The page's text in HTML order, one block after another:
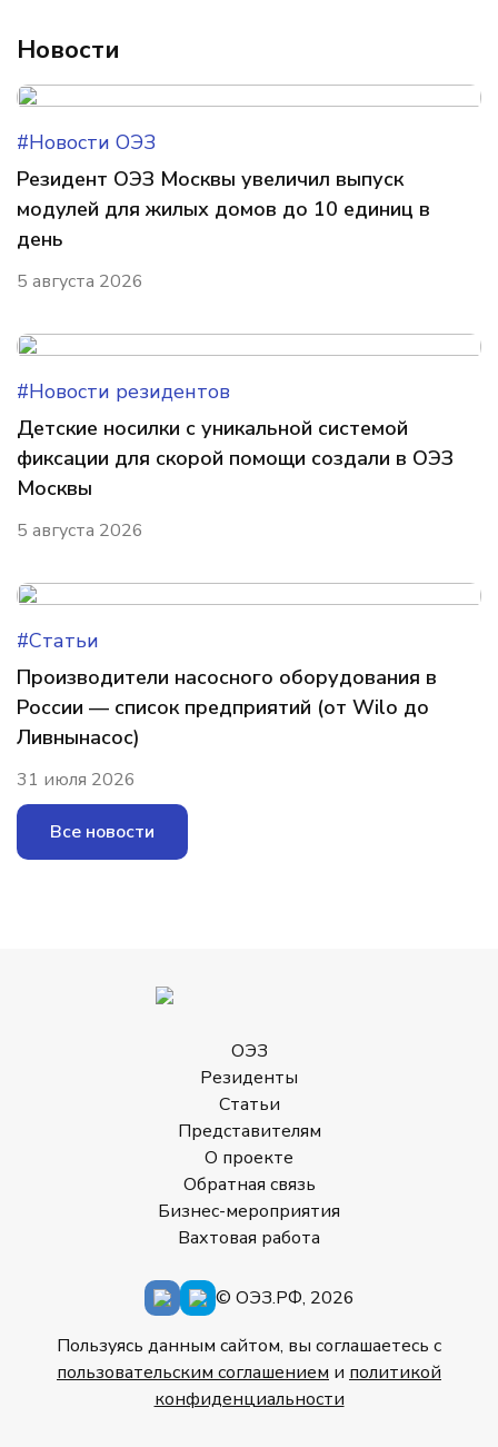
Новости
#Новости ОЭЗ
Резидент ОЭЗ Москвы увеличил выпуск
модулей для жилых домов до 10 единиц в
день
5 августа 2026
#Новости резидентов
Детские носилки с уникальной системой
фиксации для скорой помощи создали в ОЭЗ
Москвы
5 августа 2026
#Статьи
Производители насосного оборудования в
России — список предприятий (от Wilo до
Ливнынасос)
31 июля 2026
Все новости
ОЭЗ
Резиденты
Статьи
Представителям
О проекте
Обратная связь
Бизнес-мероприятия
Вахтовая работа
© ОЭЗ.РФ, 2026
Пользуясь данным сайтом, вы соглашаетесь с
пользовательским соглашением и политикой
конфиденциальности